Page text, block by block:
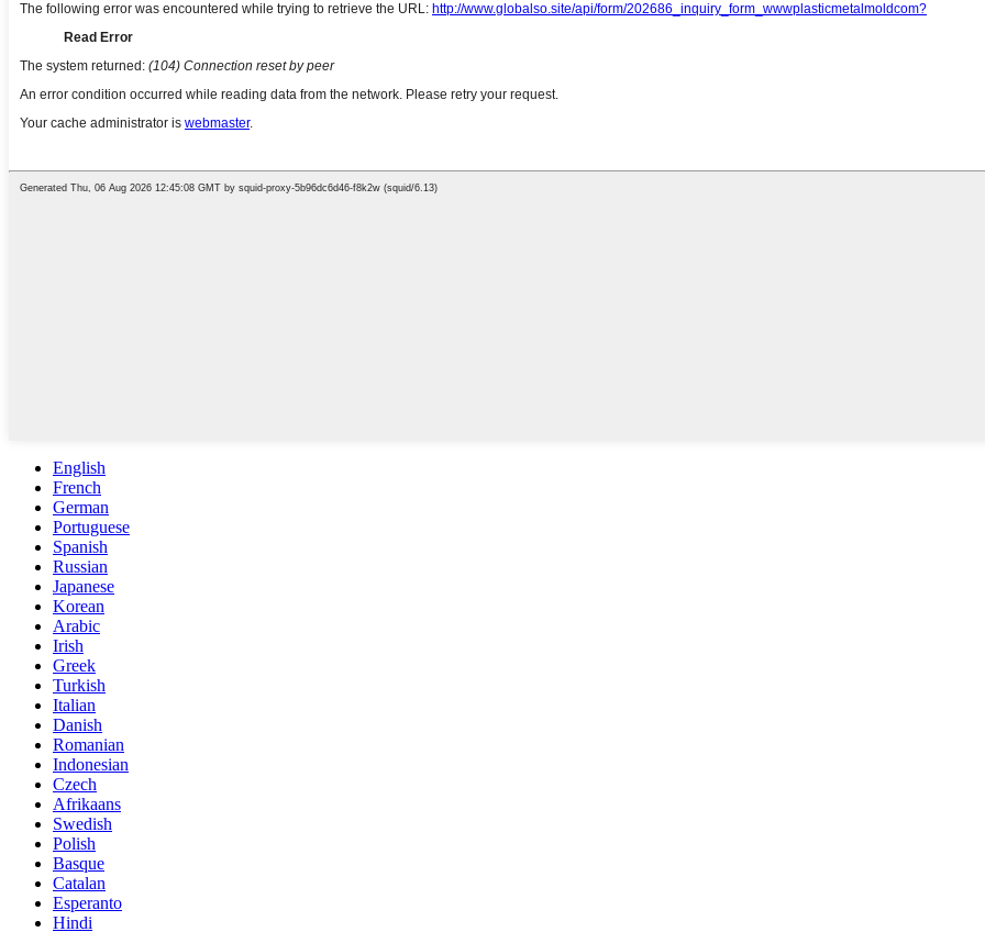
English
French
German
Portuguese
Spanish
Russian
Japanese
Korean
Arabic
Irish
Greek
Turkish
Italian
Danish
Romanian
Indonesian
Czech
Afrikaans
Swedish
Polish
Basque
Catalan
Esperanto
Hindi